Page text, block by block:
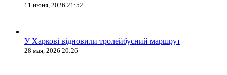
11 июня, 2026 21:52
У Харкові відновили тролейбусний маршрут
28 мая, 2026 20:26